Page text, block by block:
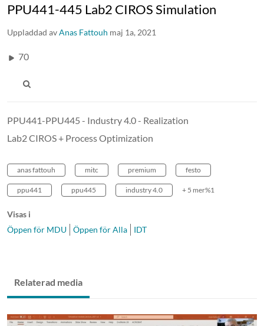
PPU441-445 Lab2 CIROS Simulation
Uppladdad avAnas Fattouh maj 1a, 2021
70
PPU441-PPU445 - Industry 4.0 - Realization
Lab2 CIROS + Process Optimization
anas fattouh mitc premium festo
ppu441 ppu445 industry 4.0 + 5 mer%1
Visas i
Öppen för MDU
Öppen för Alla IDT
Relaterad media